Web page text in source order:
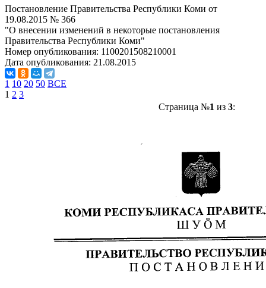
Постановление Правительства Республики Коми от
19.08.2015 № 366
"О внесении изменений в некоторые постановления
Правительства Республики Коми"
Номер опубликования: 1100201508210001
Дата опубликования: 21.08.2015
1 10 20 50 ВСЕ
1 2 3
Страница №1 из 3: